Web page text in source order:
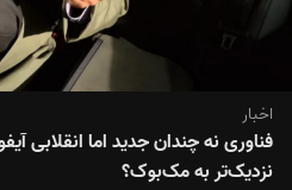
اخبار
نزدیک‌تر به مک‌بوک؟